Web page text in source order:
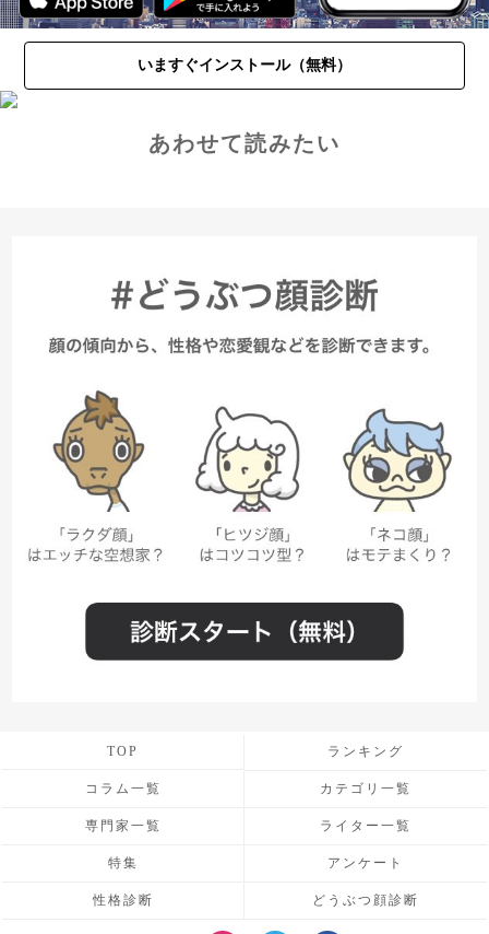
いますぐインストール（無料）
あわせて読みたい
TOP ランキング
コラム一覧 カテゴリ一覧
専門家一覧 ライター一覧
特集 アンケート
性格診断 どうぶつ顔診断